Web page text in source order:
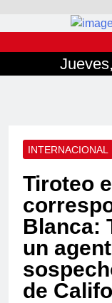
INTERNACIONAL
Tiroteo
Blanca:
un
de